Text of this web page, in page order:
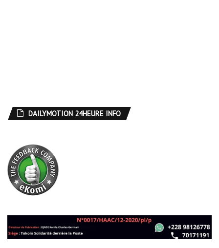
DAILYMOTION 24HEURE INFO